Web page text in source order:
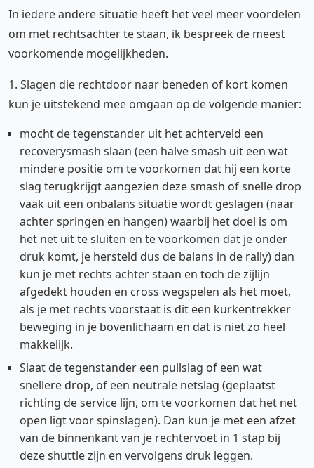
In iedere andere situatie heeft het veel meer voordelen
om met rechtsachter te staan, ik bespreek de meest
voorkomende mogelijkheden.
1. Slagen die rechtdoor naar beneden of kort komen
kun je uitstekend mee omgaan op de volgende manier:
mocht de tegenstander uit het achterveld een
recoverysmash slaan (een halve smash uit een wat
mindere positie om te voorkomen dat hij een korte
slag terugkrijgt aangezien deze smash of snelle drop
vaak uit een onbalans situatie wordt geslagen (naar
achter springen en hangen) waarbij het doel is om
het net uit te sluiten en te voorkomen dat je onder
druk komt, je hersteld dus de balans in de rally) dan
kun je met rechts achter staan en toch de zijlijn
afgedekt houden en cross wegspelen als het moet,
als je met rechts voorstaat is dit een kurkentrekker
beweging in je bovenlichaam en dat is niet zo heel
makkelijk.
Slaat de tegenstander een pullslag of een wat
snellere drop, of een neutrale netslag (geplaatst
richting de service lijn, om te voorkomen dat het net
open ligt voor spinslagen). Dan kun je met een afzet
van de binnenkant van je rechtervoet in 1 stap bij
deze shuttle zijn en vervolgens druk leggen.